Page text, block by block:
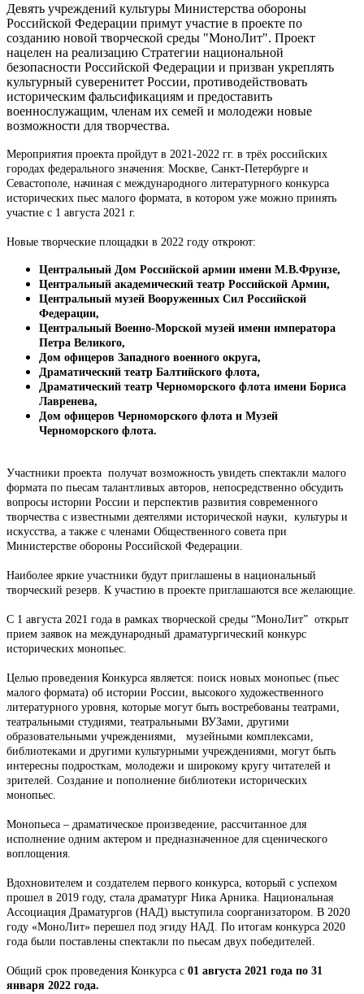
Девять учреждений культуры Министерства обороны
Российской Федерации примут участие в проекте по
созданию новой творческой среды "МоноЛит". Проект
нацелен на реализацию Стратегии национальной
безопасности Российской Федерации и призван укреплять
культурный суверенитет России, противодействовать
историческим фальсификациям и предоставить
военнослужащим, членам их семей и молодежи новые
возможности для творчества.
Мероприятия проекта пройдут в 2021-2022 гг. в трёх российских
городах федерального значения: Москве, Санкт-Петербурге и
Севастополе, начиная с международного литературного конкурса
исторических пьес малого формата, в котором уже можно принять
участие с 1 августа 2021 г.
Новые творческие площадки в 2022 году откроют:
Центральный Дом Российской армии имени М.В.Фрунзе,
Центральный академический театр Российской Армии,
Центральный музей Вооруженных Сил Российской
Федерации,
Центральный Военно-Морской музей имени императора
Петра Великого,
Дом офицеров Западного военного округа,
Драматический театр Балтийского флота,
Драматический театр Черноморского флота имени Бориса
Лавренева,
Дом офицеров Черноморского флота и Музей
Черноморского флота.
Участники проекта получат возможность увидеть спектакли малого
формата по пьесам талантливых авторов, непосредственно обсудить
вопросы истории России и перспектив развития современного
творчества с известными деятелями исторической науки, культуры и
искусства, а также с членами Общественного совета при
Министерстве обороны Российской Федерации.
Наиболее яркие участники будут приглашены в национальный
творческий резерв. К участию в проекте приглашаются все желающие.
С 1 августа 2021 года в рамках творческой среды “МоноЛит” открыт
прием заявок на международный драматургический конкурс
исторических монопьес.
Целью проведения Конкурса является: поиск новых монопьес (пьес
малого формата) об истории России, высокого художественного
литературного уровня, которые могут быть востребованы театрами,
театральными студиями, театральными ВУЗами, другими
образовательными учреждениями, музейными комплексами,
библиотеками и другими культурными учреждениями, могут быть
интересны подросткам, молодежи и широкому кругу читателей и
зрителей. Создание и пополнение библиотеки исторических
монопьес.
Монопьеса – драматическое произведение, рассчитанное для
исполнение одним актером и предназначенное для сценического
воплощения.
Вдохновителем и создателем первого конкурса, который с успехом
прошел в 2019 году, стала драматург Ника Арника. Национальная
Ассоциация Драматургов (НАД) выступила соорганизатором. В 2020
году «МоноЛит» перешел под эгиду НАД. По итогам конкурса 2020
года были поставлены спектакли по пьесам двух победителей.
Общий срок проведения Конкурса с 01 августа 2021 года по 31
января 2022 года.